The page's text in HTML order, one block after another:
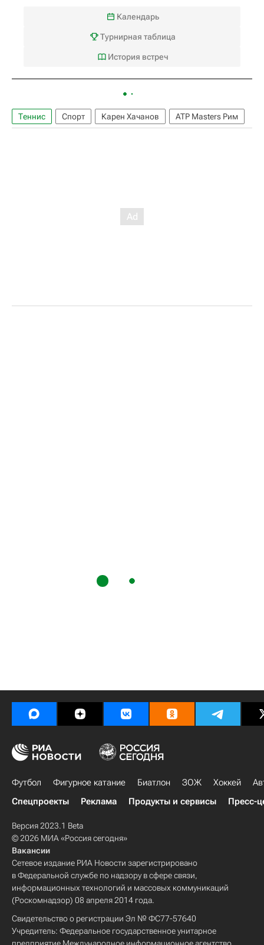
Календарь
Турнирная таблица
История встреч
Теннис Спорт Карен Хачанов ATP Masters Рим
Футбол Фигурное катание Биатлон ЗОЖ Хоккей
Спецпроекты
Реклама Продукты и сервисы Пресс-
Версия 2023.1 Beta
© 2026 МИА «Россия сегодня»
Вакансии
Сетевое издание РИА Новости зарегистрировано
в Федеральной службе по надзору в сфере связи,
информационных технологий и массовых коммуникаций
(Роскомнадзор) 08 апреля 2014 года.
Свидетельство о регистрации Эл № ФС77-57640
Учредитель: Федеральное государственное унитарное